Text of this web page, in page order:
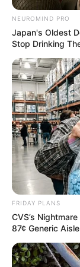
NEUROMIND PRO
Japan's Oldest
Stop Drinking
FRIDAY PLANS
CVS’s
87¢ Generic